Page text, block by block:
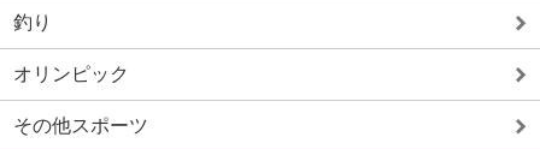
釣り
オリンピック
その他スポーツ